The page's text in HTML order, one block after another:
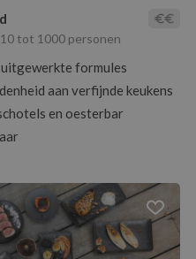
tot 1000 personen
formules
aan verfijnde keukens
en oesterbar